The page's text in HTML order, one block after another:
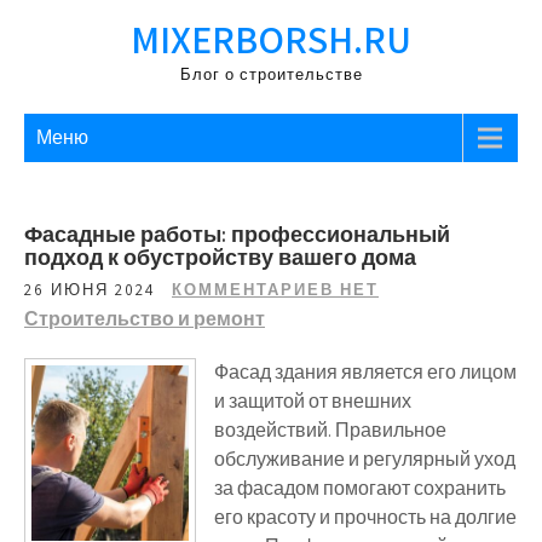
MIXERBORSH.RU
Блог о строительстве
Меню
Фасадные работы: профессиональный
подход к обустройству вашего дома
26 ИЮНЯ 2024 КОММЕНТАРИЕВ НЕТ
Строительство и ремонт
Фасад здания является его лицом
и защитой от внешних
воздействий. Правильное
обслуживание и регулярный уход
за фасадом помогают сохранить
его красоту и прочность на долгие